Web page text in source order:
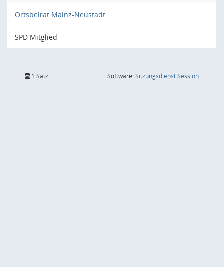
Ortsbeirat Mainz-Neustadt
SPD Mitglied
1 Satz Software:SitzungsdienstSession(Wird in